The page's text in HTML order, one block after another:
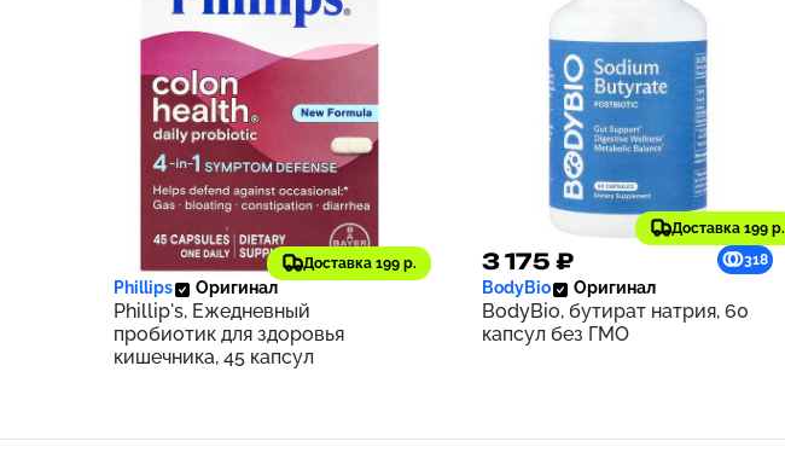
Доставка 199 р.
2 619 ₽ 262
Phillips Оригинал
Phillip's, Ежедневный
пробиотик для здоровья
кишечника, 45 капсул
Доставка 199 р.
3 175 ₽ 318
BodyBio Оригинал
BodyBio, бутират натрия, 60
капсул без ГМО